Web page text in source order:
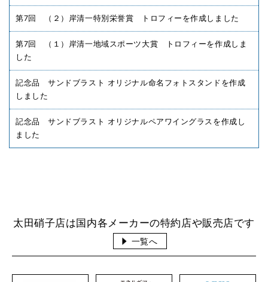
第7回 （２）岸清一特別栄誉賞 トロフィーを作成しました
第7回 （１）岸清一地域スポーツ大賞 トロフィーを作成しま
した
記念品 サンドブラスト オリジナル命名フォトスタンドを作成
しました
記念品 サンドブラスト オリジナルペアワイングラスを作成し
ました
太田硝子店は国内各メーカーの特約店や販売店です
一覧へ